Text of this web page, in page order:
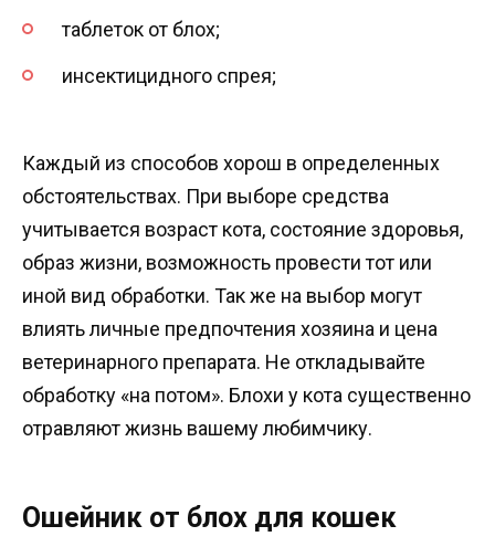
таблеток от блох;
инсектицидного спрея;
Каждый из способов хорош в определенных
обстоятельствах. При выборе средства
учитывается возраст кота, состояние здоровья,
образ жизни, возможность провести тот или
иной вид обработки. Так же на выбор могут
влиять личные предпочтения хозяина и цена
ветеринарного препарата. Не откладывайте
обработку «на потом». Блохи у кота существенно
отравляют жизнь вашему любимчику.
Ошейник от блох для кошек